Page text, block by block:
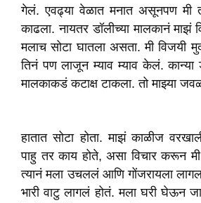
गेलं. एवढ्या वेळात मनात असूनपण मी
काढला. नायतर डॉलीच्या मालकानं
मलाच सोटा घातला असता. मी विजयी
तिनं पण लाजून म्याव म्याव केलं. कान्या
मालकाकडं कटाक्ष टाकला. तो माझ्या
हातात सोटा होता. माझं काळीज
पाहु तर काय होते, असा विचार करून
त्यानं मला उचललं आणि गोंजरायला
भारी वाटु लागलं होतं. मला घरी घेऊन